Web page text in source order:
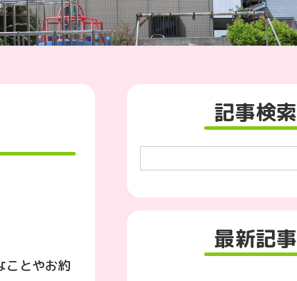
ことやお約
記事検索
最新記事